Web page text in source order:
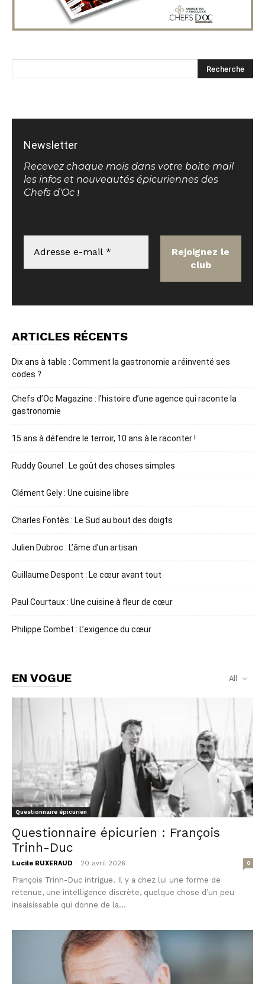
Newsletter
Recevez chaque mois dans votre boite mail
les infos et nouveautés épicuriennes des
Chefs d'Oc !
ARTICLES RÉCENTS
Dix ans à table : Comment la gastronomie a réinventé ses
codes ?
Chefs d’Oc Magazine : l’histoire d’une agence qui raconte la
gastronomie
15 ans à défendre le terroir, 10 ans à le raconter !
Ruddy Gounel : Le goût des choses simples
Clément Gely : Une cuisine libre
Charles Fontès : Le Sud au bout des doigts
Julien Dubroc : L’âme d’un artisan
Guillaume Despont : Le cœur avant tout
Paul Courtaux : Une cuisine à fleur de cœur
Philippe Combet : L’exigence du cœur
EN VOGUE All
Questionnaire épicurien
Questionnaire épicurien : François
Trinh-Duc
Lucile BUXERAUD - 20 avril 2026 0
François Trinh-Duc intrigue. Il y a chez lui une forme de
retenue, une intelligence discrète, quelque chose d’un peu
insaisissable qui donne de la...